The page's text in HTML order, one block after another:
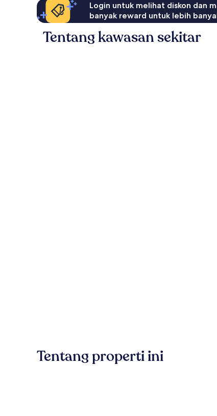
Login untuk melihat diskon dan
banyak reward untuk lebih
Tentang kawasan sekitar
Tentang properti ini